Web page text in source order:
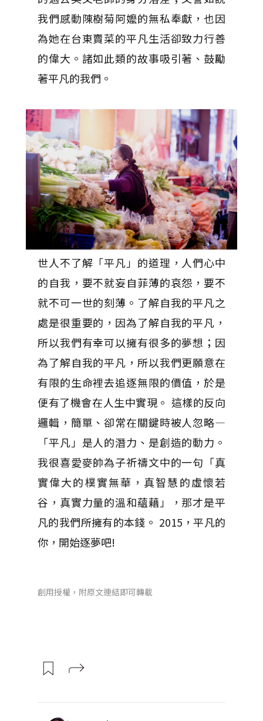
我們感動陳樹菊阿嬤的無私奉獻，也因
為她在台東賣菜的平凡生活卻致力行善
的偉大。諸如此類的故事吸引著、鼓勵
著平凡的我們。
世人不了解「平凡」的道理，人們心中
的自我，要不就妄自菲薄的哀怨，要不
就不可一世的刻薄。了解自我的平凡之
處是很重要的，因為了解自我的平凡，
所以我們有幸可以擁有很多的夢想；因
為了解自我的平凡，所以我們更願意在
有限的生命裡去追逐無限的價值，於是
便有了機會在人生中實現。 這樣的反向
邏輯，簡單、卻常在關鍵時被人忽略—
「平凡」是人的潛力、是創造的動力。
我很喜愛麥帥為子祈禱文中的一句「真
實偉大的樸實無華，真智慧的虛懷若
谷，真實力量的溫和蘊藉」，那才是平
凡的我們所擁有的本錢。 2015，平凡的
你，開始逐夢吧!
創用授權，附原文連結即可轉載